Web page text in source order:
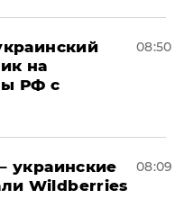
на
РФ с
08:50
украинские
Wildberries
08:09